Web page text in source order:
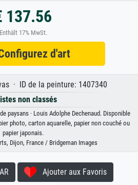
137.56
Enthält 17% MwSt.
d'art
· ID de la peinture: 1407340
non classés
paysans · Louis Adolphe Dechenaud. Disponible
photo, carton aquarelle, papier non couché ou
papier japonais.
Dijon, France / Bridgeman Images
Ajouter aux Favoris